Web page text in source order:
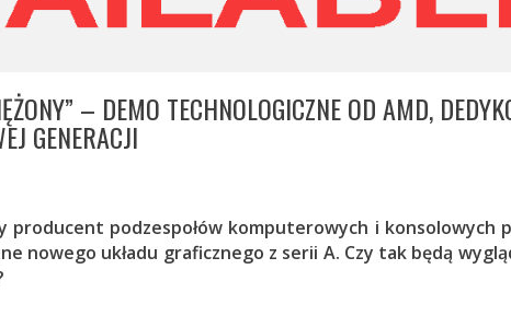
– DEMO TECHNOLOGICZNE OD AMD,
GENERACJI
producent podzespołów komputerowych i konsolowych
nowego układu graficznego z serii A. Czy tak będą